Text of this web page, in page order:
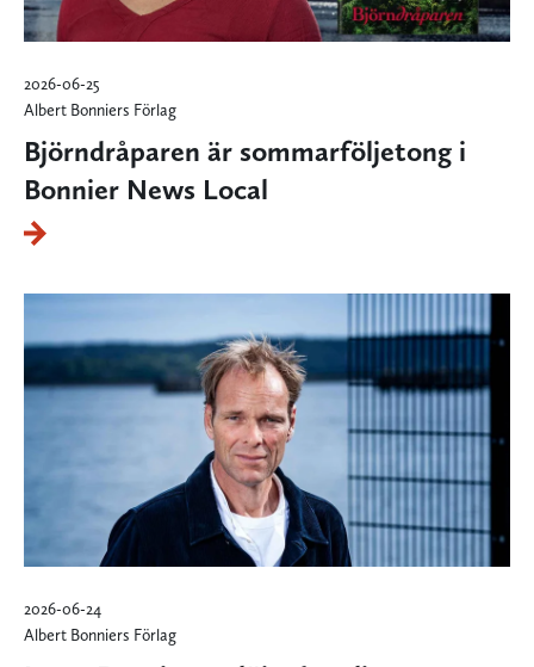
2026-06-25
Albert Bonniers Förlag
Björndråparen är sommarföljetong i
Bonnier News Local
2026-06-24
Albert Bonniers Förlag